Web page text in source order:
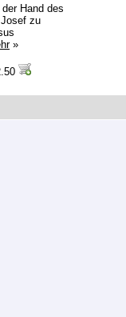
Hand des
zu
»